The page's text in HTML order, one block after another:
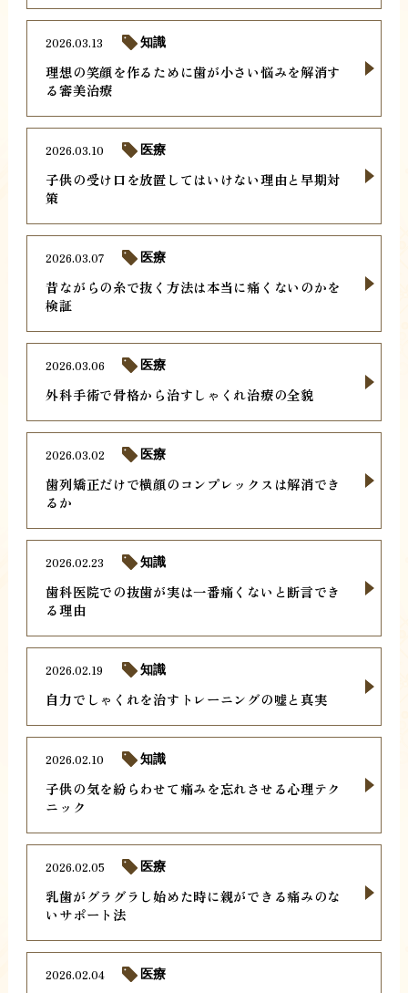
理想の笑顔を作るために歯が小さい悩みを解消す
る審美治療
2026.03.13 知識
子供の受け口を放置してはいけない理由と早期対
策
2026.03.10 医療
昔ながらの糸で抜く方法は本当に痛くないのかを
検証
2026.03.07 医療
外科手術で骨格から治すしゃくれ治療の全貌
2026.03.06 医療
歯列矯正だけで横顔のコンプレックスは解消でき
るか
2026.03.02 医療
歯科医院での抜歯が実は一番痛くないと断言でき
る理由
2026.02.23 知識
自力でしゃくれを治すトレーニングの嘘と真実
2026.02.19 知識
子供の気を紛らわせて痛みを忘れさせる心理テク
ニック
2026.02.10 知識
乳歯がグラグラし始めた時に親ができる痛みのな
いサポート法
2026.02.05 医療
2026.02.04 医療